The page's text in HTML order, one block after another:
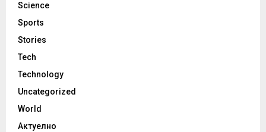
Science
Sports
Stories
Tech
Technology
Uncategorized
World
Актуелно